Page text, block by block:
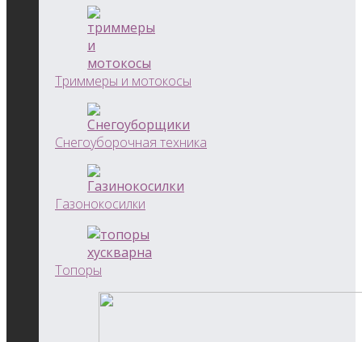
Триммеры и мотокосы
Снегоуборочная техника
Газонокосилки
Топоры